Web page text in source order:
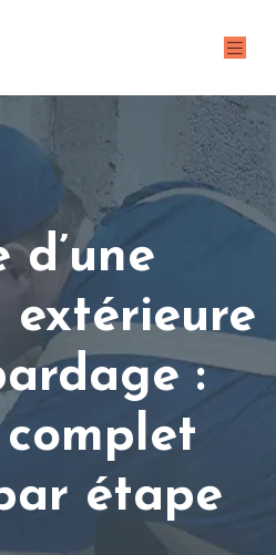
d’une
extérieure
:
étape